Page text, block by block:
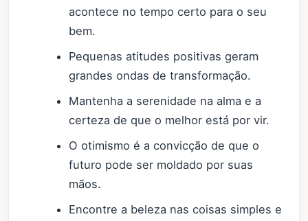
acontece no tempo certo para o seu
bem.
Pequenas atitudes positivas geram
grandes ondas de transformação.
Mantenha a serenidade na alma e a
certeza de que o melhor está por vir.
O otimismo é a convicção de que o
futuro pode ser moldado por suas
mãos.
Encontre a beleza nas coisas simples e